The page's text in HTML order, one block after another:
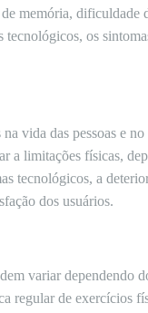
memória,
tecnológicos, os
vida das pessoas e
limitações físicas,
tecnológicos, a
dos usuários.
variar dependendo
regular de exercícios